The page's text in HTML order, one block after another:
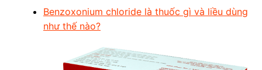
Benzoxonium chloride là thuốc gì và liều dùng
như thế nào?